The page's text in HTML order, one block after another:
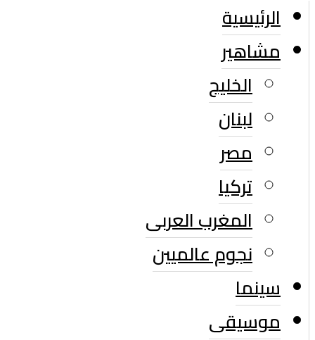
الرئيسية
مشاهير
الخليج
لبنان
مصر
تركيا
المغرب العربى
نجوم عالميين
سينما
موسيقى